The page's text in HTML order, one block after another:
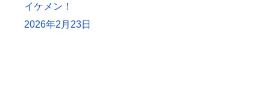
イケメン！
2026年2月23日